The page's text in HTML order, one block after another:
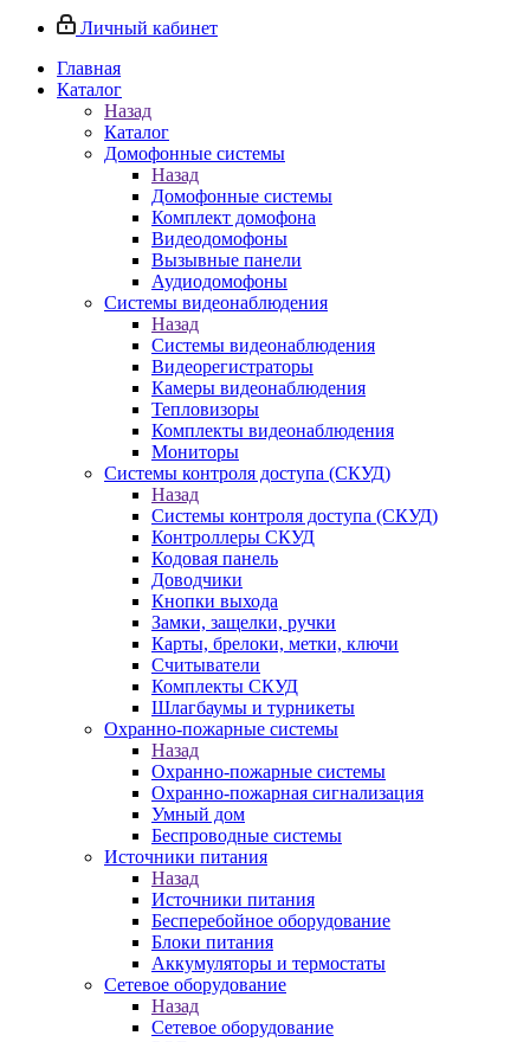
Личный кабинет
Главная
Каталог
Назад
Каталог
Домофонные системы
Назад
Домофонные системы
Комплект домофона
Видеодомофоны
Вызывные панели
Аудиодомофоны
Системы видеонаблюдения
Назад
Системы видеонаблюдения
Видеорегистраторы
Камеры видеонаблюдения
Тепловизоры
Комплекты видеонаблюдения
Мониторы
Системы контроля доступа (СКУД)
Назад
Системы контроля доступа (СКУД)
Контроллеры СКУД
Кодовая панель
Доводчики
Кнопки выхода
Замки, защелки, ручки
Карты, брелоки, метки, ключи
Считыватели
Комплекты СКУД
Шлагбаумы и турникеты
Охранно-пожарные системы
Назад
Охранно-пожарные системы
Охранно-пожарная сигнализация
Умный дом
Беспроводные системы
Источники питания
Назад
Источники питания
Бесперебойное оборудование
Блоки питания
Аккумуляторы и термостаты
Сетевое оборудование
Назад
Сетевое оборудование